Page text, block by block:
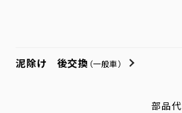
泥除け 後交換 （一般車）
部品代